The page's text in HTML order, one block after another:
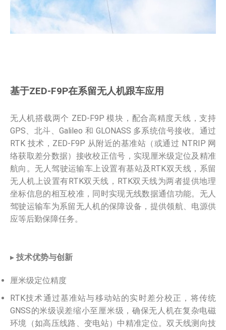
基于ZED-F9P在系留无人机跟车应用
无人机搭载两个 ZED-F9P 模块，配合高精度天线，支持
GPS、北斗、Galileo 和 GLONASS 多系统信号接收。通过
RTK 技术，ZED-F9P 从附近的基准站（或通过 NTRIP 网
络获取差分数据）接收校正信号，实现厘米级定位及精准
航向。无人驾驶运输车上设置有基站及RTK双天线，系留
无人机上设置有RTK双天线，RTK双天线为两者提供地理
坐标信息的相互校准，同时实现无线数据通信功能。无人
驾驶运输车为系留无人机的保障设备，提供领航、电源供
应等后勤保障任务。
▸ 技术优势与创新
厘米级定位精度
RTK技术通过基准站与移动站的实时差分校正，将传统
GNSS的米级误差缩小至厘米级，确保无人机在复杂电磁
环境（如高压线路、变电站）中精准定位。双天线测向技